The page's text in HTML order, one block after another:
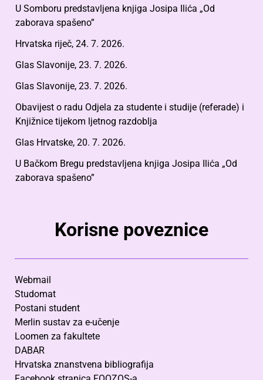
U Somboru predstavljena knjiga Josipa Ilića „Od
zaborava spašeno”
Hrvatska riječ, 24. 7. 2026.
Glas Slavonije, 23. 7. 2026.
Glas Slavonije, 23. 7. 2026.
Obavijest o radu Odjela za studente i studije (referade) i
Knjižnice tijekom ljetnog razdoblja
Glas Hrvatske, 20. 7. 2026.
U Bačkom Bregu predstavljena knjiga Josipa Ilića „Od
zaborava spašeno”
Korisne poveznice
Webmail
Studomat
Postani student
Merlin sustav za e-učenje
Loomen za fakultete
DABAR
Hrvatska znanstvena bibliografija